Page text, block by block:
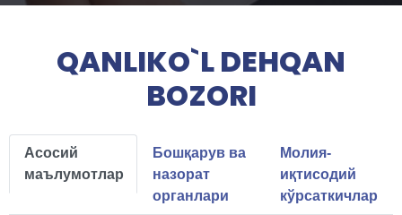
QANLIKO`L DEHQAN
BOZORI
Асосий
маълумотлар
Бошқарув ва
назорат
органлари
Молия-
иқтисодий
кўрсаткичлар